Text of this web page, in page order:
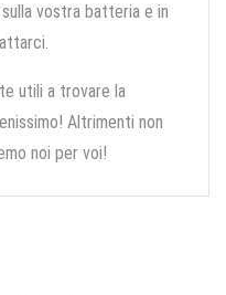
vostra batteria e in
utili a trovare la
Altrimenti non
noi per voi!